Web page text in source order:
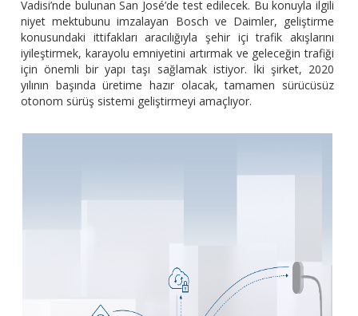
Vadisi’nde bulunan San José’de test edilecek. Bu konuyla ilgili
niyet mektubunu imzalayan Bosch ve Daimler, geliştirme
konusundaki ittifakları aracılığıyla şehir içi trafik akışlarını
iyileştirmek, karayolu emniyetini artırmak ve geleceğin trafiği
için önemli bir yapı taşı sağlamak istiyor. İki şirket, 2020
yılının başında üretime hazır olacak, tamamen sürücüsüz
otonom sürüş sistemi geliştirmeyi amaçlıyor.